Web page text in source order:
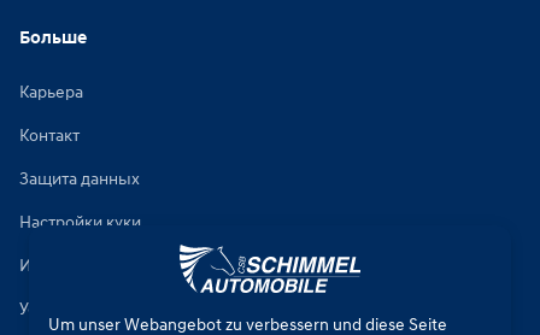
Больше
Карьера
Контакт
Защита данных
Настройки куки
Импринт
Условия ремонта автомобилей
Um unser Webangebot zu verbessern und diese Seite